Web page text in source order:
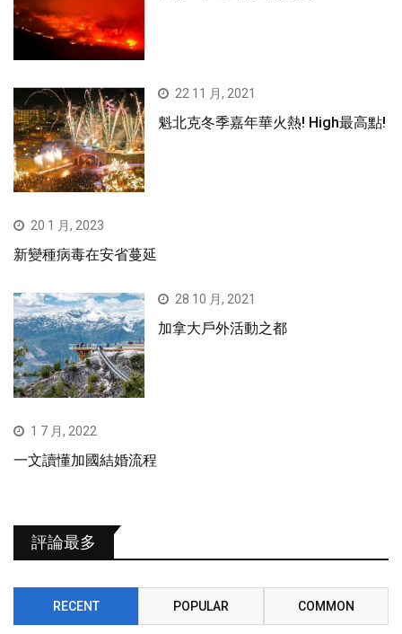
22 11 月, 2021
魁北克冬季嘉年華火熱! High最高點!
20 1 月, 2023
新變種病毒在安省蔓延
28 10 月, 2021
加拿大戶外活動之都
1 7 月, 2022
一文讀懂加國結婚流程
評論最多
RECENT POPULAR COMMON